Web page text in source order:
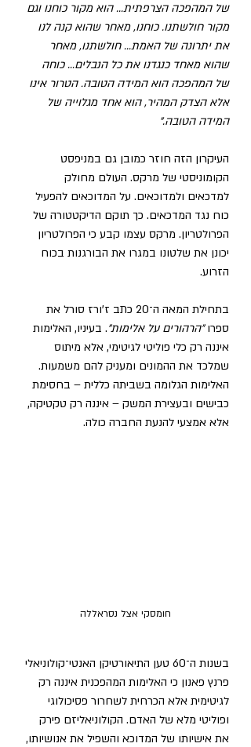
של המהפכה הצרפתית... הוא מקור כוחנו וגם
מקור חולשתנו. כוחנו, מאחר שהוא קנה לנו
את יתרונה של האמת... חולשתנו, מאחר
שהוא מאחד כנגדנו את כל הנבלים... כוחה
של המהפכה הוא המידה הטובה. הטרור אינו
אלא הצדק המהיר, הוא אחד מגלוייה של
המידה הטובה.”
העיקרון הזה חוזר כמובן גם במניפסט
הקומוניסטי של מרקס. העולם מחולק
למדכאים ולמדוכאים. על המדוכאים להפעיל
כוח נגד המדכאים. כך תוקם הדיקטטורה של
הפרולטריון. מרקס עצמו קבע כי הפרולטריון
יכונן את שלטונו במגרו את הבורגנות בכוח
הזרוע.
בתחילת המאה ה־20 כתב ז’ורז סורל את
ספרו ״הרהורים על אלימות״. בעיניו, האלימות
איננה רק כלי פוליטי לגיטימי, אלא מיתוס
שמלכד את ההמונים ומעניק להם משמעות.
האלימות הגלומה בשביתה כללית – בחסימת
כבישים ובעצירת המשק – איננה רק טקטיקה,
אלא אמצעי להנעת החברה כולה.
חומסקי אצל נסראללה
בשנות ה־60 טען התיאורטיקן האנטי־קולוניאלי
פרנץ פאנון כי האלימות המהפכנית איננה רק
לגיטימית אלא הכרחית לשחרור פסיכולוגי
ופוליטי מלא של האדם. הקולוניאליזם פירק
את אישיותו של המדוכא והשפיל את אנושיותו,